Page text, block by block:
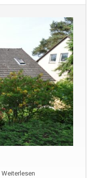
Weiterlesen